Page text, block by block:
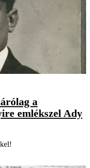
a
emlékszel Ady